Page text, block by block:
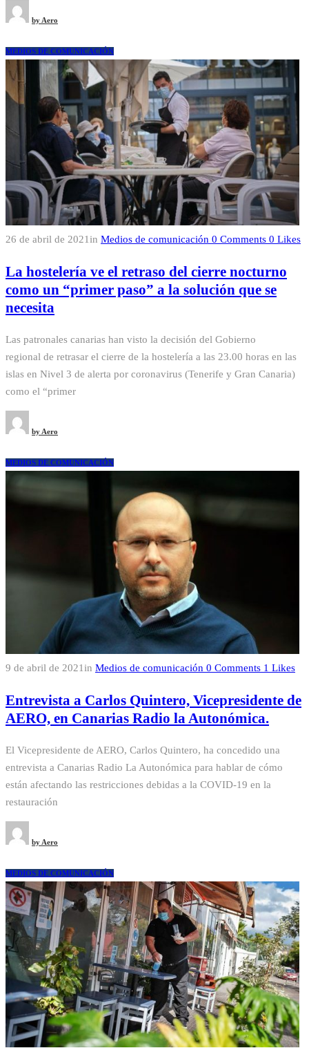
by Aero
MEDIOS DE COMUNICACIÓN
26 de abril de 2021 in Medios de comunicación 0 Comments 0 Likes
La hostelería ve el retraso del cierre nocturno
como un “primer paso” a la solución que se
necesita
Las patronales canarias han visto la decisión del Gobierno
regional de retrasar el cierre de la hostelería a las 23.00 horas en las
islas en Nivel 3 de alerta por coronavirus (Tenerife y Gran Canaria)
como el “primer
by Aero
MEDIOS DE COMUNICACIÓN
9 de abril de 2021 in Medios de comunicación 0 Comments 1 Likes
Entrevista a Carlos Quintero, Vicepresidente de
AERO, en Canarias Radio la Autonómica.
El Vicepresidente de AERO, Carlos Quintero, ha concedido una
entrevista a Canarias Radio La Autonómica para hablar de cómo
están afectando las restricciones debidas a la COVID-19 en la
restauración
by Aero
MEDIOS DE COMUNICACIÓN